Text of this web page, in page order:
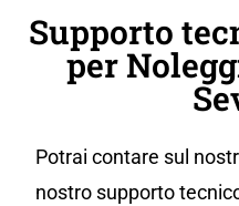
Supporto
per
Potrai contare sul
nostro supporto